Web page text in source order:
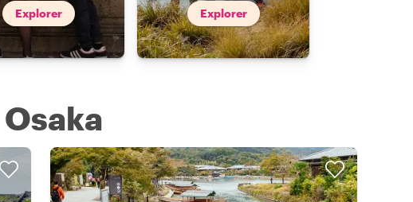
Explorer Explorer